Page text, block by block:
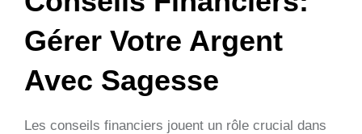
Gérer Votre Argent
Avec Sagesse
Les conseils financiers jouent un rôle crucial dans